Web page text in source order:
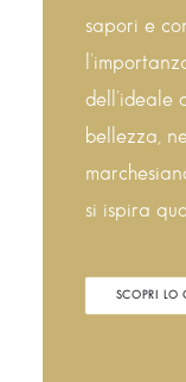
sapori e
dell’ideale
bellezza,
si ispira
SCOPRI LO